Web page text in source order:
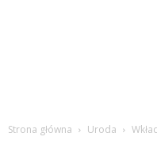
Strona główna Uroda